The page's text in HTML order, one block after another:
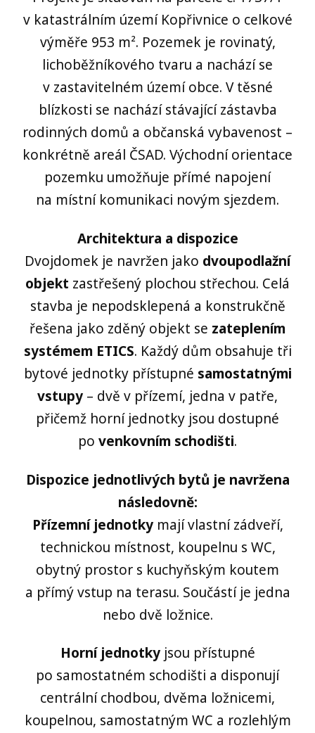
v katastrálním území Kopřivnice o celkové
výměře 953 m². Pozemek je rovinatý,
lichoběžníkového tvaru a nachází se
v zastavitelném území obce. V těsné
blízkosti se nachází stávající zástavba
rodinných domů a občanská vybavenost –
konkrétně areál ČSAD. Východní orientace
pozemku umožňuje přímé napojení
na místní komunikaci novým sjezdem.
Architektura a dispozice
Dvojdomek je navržen jako dvoupodlažní
objekt zastřešený plochou střechou. Celá
stavba je nepodsklepená a konstrukčně
řešena jako zděný objekt se zateplením
systémem ETICS. Každý dům obsahuje tři
bytové jednotky přístupné samostatnými
vstupy – dvě v přízemí, jedna v patře,
přičemž horní jednotky jsou dostupné
po venkovním schodišti.
Dispozice jednotlivých bytů je navržena
následovně:
Přízemní jednotky mají vlastní zádveří,
technickou místnost, koupelnu s WC,
obytný prostor s kuchyňským koutem
a přímý vstup na terasu. Součástí je jedna
nebo dvě ložnice.
Horní jednotkyjsou přístupné
po samostatném schodišti a disponují
centrální chodbou, dvěma ložnicemi,
koupelnou, samostatným WC a rozlehlým